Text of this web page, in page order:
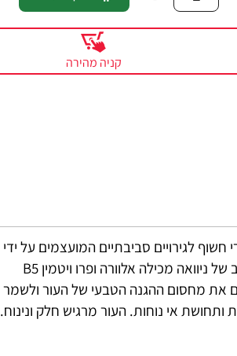
קניה מהירה
לגירויים סביבתיים המועצמים על ידי
גילוח, לכן הוא זקוק להגנה אופטימלית וטיפוח. נוסחת האפטר שייב של ניוואה מכילה אלוורה ופרו ויטמין B5
את מחסום ההגנה הטבעי של העור ולשמר
אי נוחות. העור מרגיש חלק ונינוח.